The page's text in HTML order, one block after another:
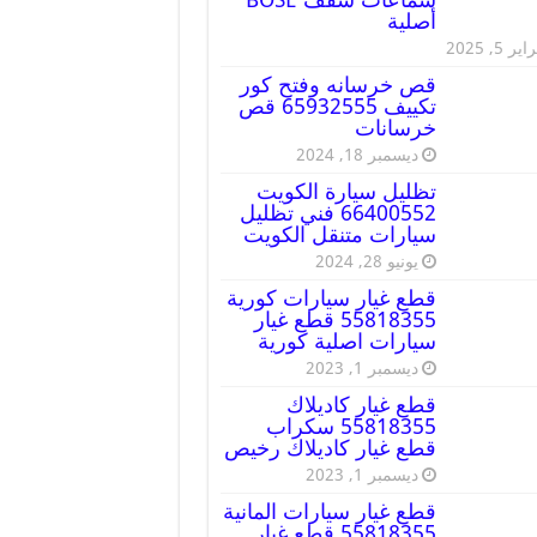
أصلية
5, 2025
قص خرسانه وفتح كور
تكييف 65932555 قص
خرسانات
ديسمبر 18, 2024
تظليل سيارة الكويت
66400552 فني تظليل
سيارات متنقل الكويت
يونيو 28, 2024
قطع غيار سيارات كورية
55818355 قطع غيار
سيارات اصلية كورية
ديسمبر 1, 2023
قطع غيار كاديلاك
55818355 سكراب
قطع غيار كاديلاك رخيص
ديسمبر 1, 2023
قطع غيار سيارات المانية